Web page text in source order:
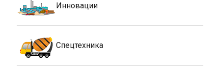
Инновации
Спецтехника